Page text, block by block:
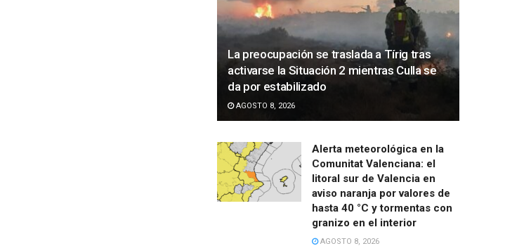
La preocupación se traslada a Tírig tras
activarse la Situación 2 mientras Culla se
da por estabilizado
AGOSTO 8, 2026
Alerta meteorológica en la
Comunitat Valenciana: el
litoral sur de Valencia en
aviso naranja por valores de
hasta 40 °C y tormentas con
granizo en el interior
AGOSTO 8, 2026